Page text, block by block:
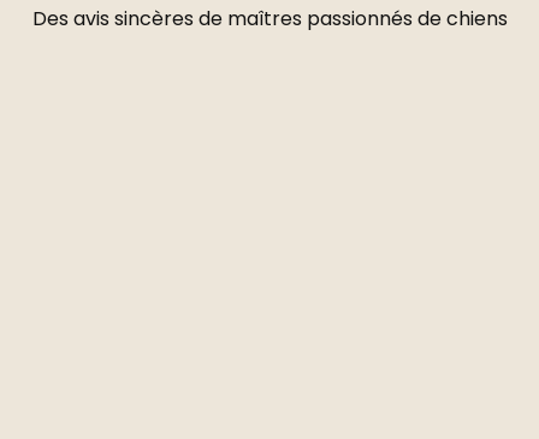
Des avis sincères de maîtres passionnés de chiens